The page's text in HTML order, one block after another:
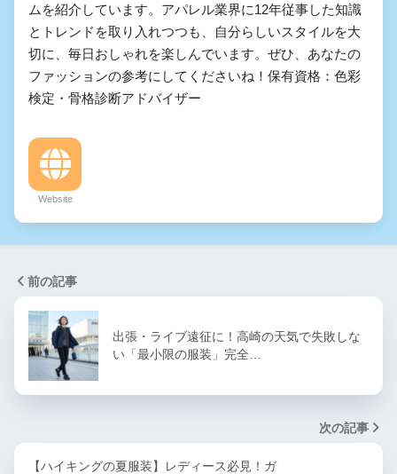
ムを紹介しています。アパレル業界に12年従事した知識
とトレンドを取り入れつつも、自分らしいスタイルを大
切に、毎日おしゃれを楽しんでいます。ぜひ、あなたの
ファッションの参考にしてくださいね！保有資格：色彩
検定・骨格診断アドバイザー
Website
前の記事
出張・ライブ遠征に！高崎の天気で失敗しな
い「最小限の服装」完全…
次の記事
【ハイキングの夏服装】レディース必見！ガ